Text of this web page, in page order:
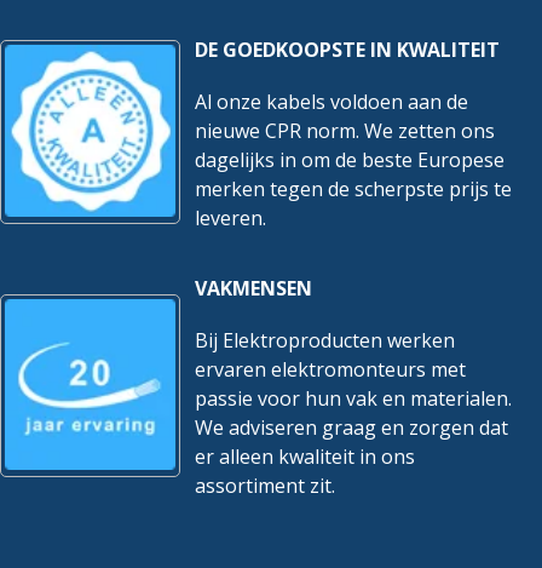
DE GOEDKOOPSTE IN KWALITEIT
Al onze kabels voldoen aan de
nieuwe CPR norm. We zetten ons
dagelijks in om de beste Europese
merken tegen de scherpste prijs te
leveren.
VAKMENSEN
Bij Elektroproducten werken
ervaren elektromonteurs met
passie voor hun vak en materialen.
We adviseren graag en zorgen dat
er alleen kwaliteit in ons
assortiment zit.